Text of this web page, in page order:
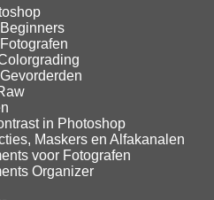
in Photoshop
Maskers en Alfakanalen
voor Fotografen
Organizer